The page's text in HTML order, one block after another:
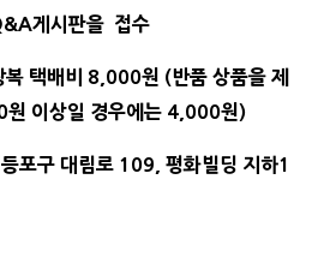
게시판을 접수
복 택배비 8,000원 (반품 상품을 제
원 이상일 경우에는 4,000원)
포구 대림로 109, 평화빌딩 지하1